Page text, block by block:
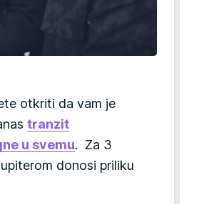
otkriti da vam je
tranzit
u svemu. Za 3
donosi priliku